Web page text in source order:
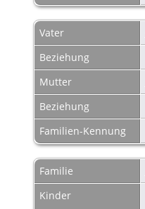
Vater
Beziehung
Mutter
Beziehung
Familien-Kennung
Familie
Kinder